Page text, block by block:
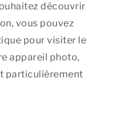
découvrir
vous pouvez
pour visiter le
appareil photo,
particulièrement